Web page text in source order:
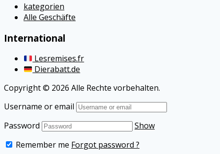
kategorien
Alle Geschäfte
International
Lesremises.fr
Dierabatt.de
Copyright © 2026 Alle Rechte vorbehalten.
Username or email
Password
Show
Remember me Forgot password ?